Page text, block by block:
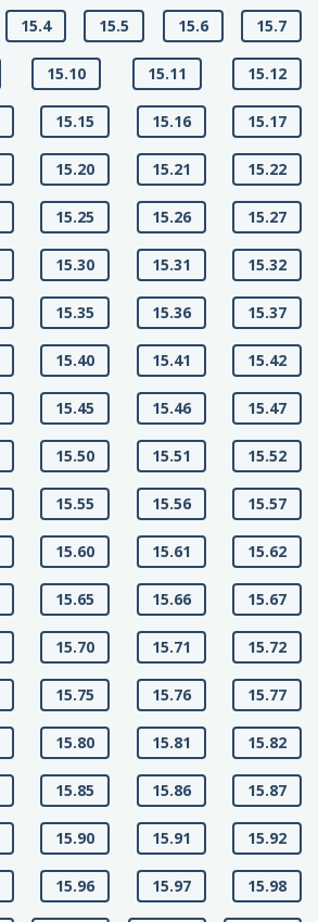
15.4 15.5 15.6 15.7
15.10 15.11 15.12
15.15 15.16 15.17
15.20 15.21 15.22
15.25 15.26 15.27
15.30 15.31 15.32
15.35 15.36 15.37
15.40 15.41 15.42
15.45 15.46 15.47
15.50 15.51 15.52
15.55 15.56 15.57
15.60 15.61 15.62
15.65 15.66 15.67
15.70 15.71 15.72
15.75 15.76 15.77
15.80 15.81 15.82
15.85 15.86 15.87
15.90 15.91 15.92
15.96 15.97 15.98